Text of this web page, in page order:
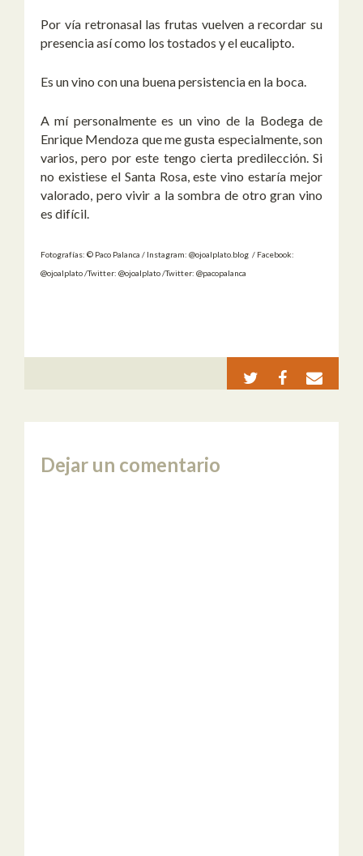
Por vía retronasal las frutas vuelven a recordar su
presencia así como los tostados y el eucalipto.
Es un vino con una buena persistencia en la boca.
A mí personalmente es un vino de la Bodega de
Enrique Mendoza que me gusta especialmente, son
varios, pero por este tengo cierta predilección. Si
no existiese el Santa Rosa, este vino estaría mejor
valorado, pero vivir a la sombra de otro gran vino
es difícil.
Fotografías: © Paco Palanca / Instagram: @ojoalplato.blog / Facebook:
@ojoalplato /Twitter: @ojoalplato /Twitter: @pacopalanca
Dejar un comentario